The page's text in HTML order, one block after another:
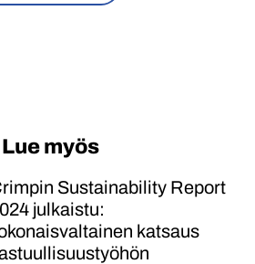
Lue myös
Sustainability Report
julkaistu:
katsaus